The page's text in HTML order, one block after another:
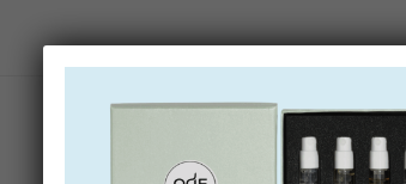
23 septembre, c’est